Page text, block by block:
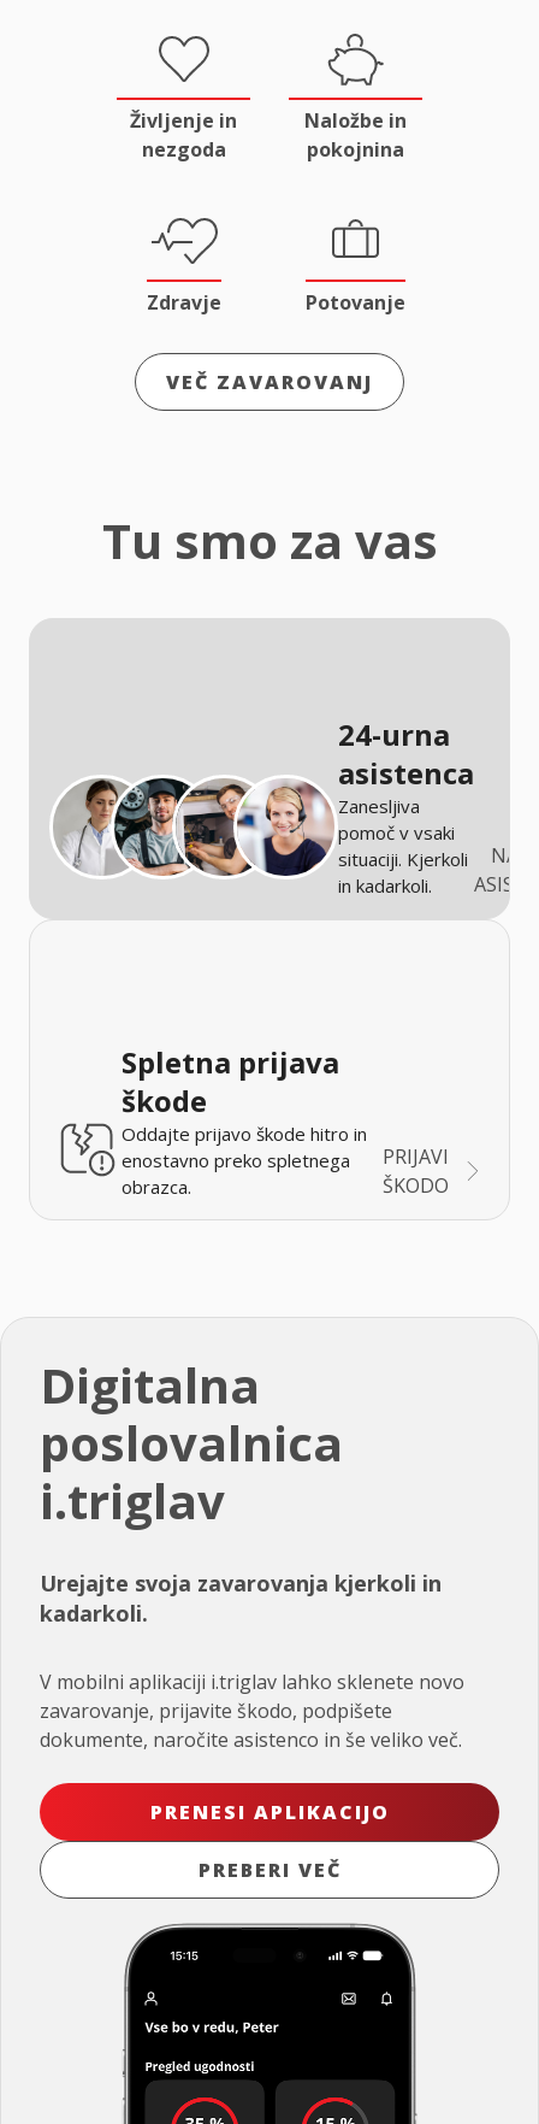
Življenje in
nezgoda
Naložbe in
pokojnina
Zdravje Potovanje
VEČ ZAVAROVANJ
Tu smo za vas
24-urna
asistenca
Zanesljiva
pomoč v vsaki
situaciji. Kjerkoli
in kadarkoli.
Spletna prijava
škode
Oddajte prijavo škode hitro in
enostavno preko spletnega
obrazca.
PRIJAVI
ŠKODO
Digitalna
poslovalnica
i.triglav
Urejajte svoja zavarovanja kjerkoli in
kadarkoli.
V mobilni aplikaciji i.triglav lahko sklenete novo
zavarovanje, prijavite škodo, podpišete
dokumente, naročite asistenco in še veliko več.
PRENESI APLIKACIJO
PREBERI VEČ